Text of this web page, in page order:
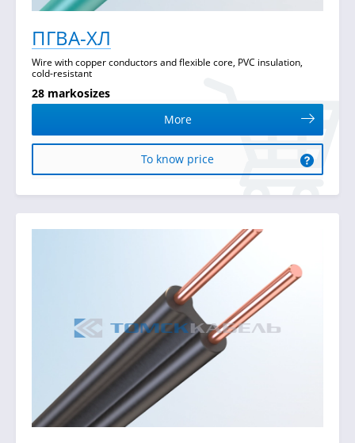
ПГВА-ХЛ
Wire with copper conductors and flexible core, PVC insulation,
cold-resistant
28 markosizes
More
To know price